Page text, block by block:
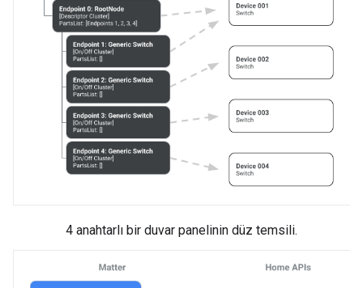
4 anahtarlı bir duvar panelinin düz temsili.